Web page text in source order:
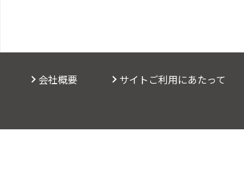
会社概要 サイトご利用にあたって